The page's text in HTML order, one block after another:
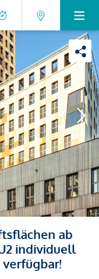
ab
individuell